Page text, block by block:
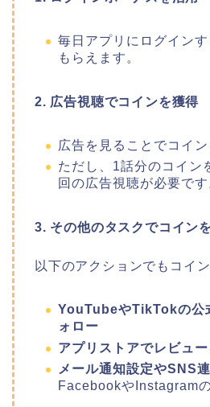
毎日アプリにログイン
もらえます。
2. 広告視聴でコインを獲得
広告を見ることでコイン
ただし、1話分のコイン
回の広告視聴が必要です
3. その他のタスクでコイン
以下のアクションでもコイ
YouTubeやTikTokの公
ォロー
アプリストアでレビュ
メール通知設定やSNS
FacebookやInstagramの